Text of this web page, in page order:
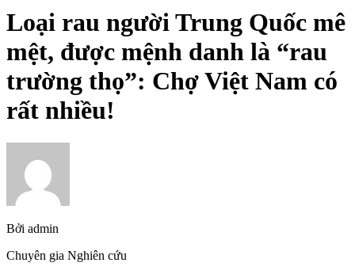
Loại rau người Trung Quốc mê
mệt, được mệnh danh là “rau
trường thọ”: Chợ Việt Nam có
rất nhiều!
Bởi admin
Chuyên gia Nghiên cứu